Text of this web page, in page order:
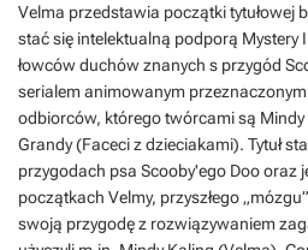
Velma przedstawia początki tytułowej
stać się intelektualną podporą Mystery
łowców duchów znanych s przygód
serialem animowanym przeznaczonym
odbiorców, którego twórcami są
Grandy (Faceci z dzieciakami). Tytuł
przygodach psa Scooby'ego Doo oraz
początkach Velmy, przyszłego
swoją przygodę z rozwiązywaniem